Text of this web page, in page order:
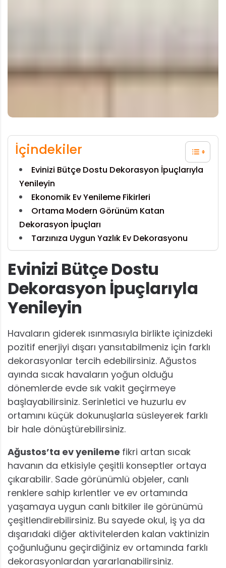
İçindekiler
Evinizi Bütçe Dostu Dekorasyon İpuçlarıyla
Yenileyin
Ekonomik Ev Yenileme Fikirleri
Ortama Modern Görünüm Katan
Dekorasyon İpuçları
Tarzınıza Uygun Yazlık Ev Dekorasyonu
Evinizi Bütçe Dostu
Dekorasyon İpuçlarıyla
Yenileyin
Havaların giderek ısınmasıyla birlikte içinizdeki
pozitif enerjiyi dışarı yansıtabilmeniz için farklı
dekorasyonlar tercih edebilirsiniz. Ağustos
ayında sıcak havaların yoğun olduğu
dönemlerde evde sık vakit geçirmeye
başlayabilirsiniz. Serinletici ve huzurlu ev
ortamını küçük dokunuşlarla süsleyerek farklı
bir hale dönüştürebilirsiniz.
Ağustos’ta ev yenileme fikri artan sıcak
havanın da etkisiyle çeşitli konseptler ortaya
çıkarabilir. Sade görünümlü objeler, canlı
renklere sahip kırlentler ve ev ortamında
yaşamaya uygun canlı bitkiler ile görünümü
çeşitlendirebilirsiniz. Bu sayede okul, iş ya da
dışarıdaki diğer aktivitelerden kalan vaktinizin
çoğunluğunu geçirdiğiniz ev ortamında farklı
dekorasyonlardan yararlanabilirsiniz.